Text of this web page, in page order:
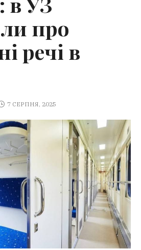
про
речі в
7 СЕРПНЯ, 2025